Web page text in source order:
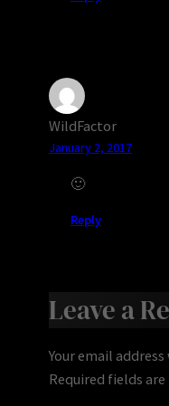
WildFactor
January 2, 2017
🙂
Reply
Leave a
Your email
Required fields